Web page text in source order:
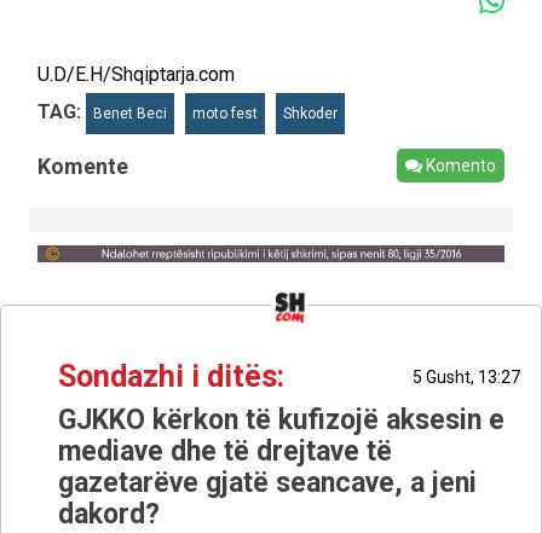
U.D/E.H/Shqiptarja.com
TAG:
Benet Beci moto fest Shkoder
Komente Komento
Sondazhi i ditës: 5 Gusht, 13:27
GJKKO kërkon të kufizojë aksesin e
mediave dhe të drejtave të
gazetarëve gjatë seancave, a jeni
dakord?